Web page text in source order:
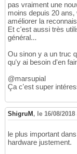
pas vraiment une
moins depuis 20
améliorer la
Et c'est aussi très
général...
Ou sinon y a un truc
qu'y ai besoin d'en
@marsupial
Ça c'est super
ShigruM , le 16/08/
le plus important
hardware justement.